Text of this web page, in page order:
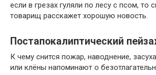
если в грезах гуляли по лесу с псом, то
товарищ расскажет хорошую новость.
Постапокалиптический
К чему снится пожар, наводнение,
или клёны напоминают о